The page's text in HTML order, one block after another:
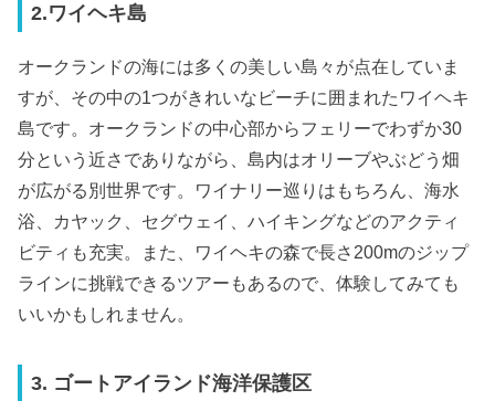
2.ワイヘキ島
オークランドの海には多くの美しい島々が点在していま
すが、その中の1つがきれいなビーチに囲まれたワイヘキ
島です。オークランドの中心部からフェリーでわずか30
分という近さでありながら、島内はオリーブやぶどう畑
が広がる別世界です。ワイナリー巡りはもちろん、海水
浴、カヤック、セグウェイ、ハイキングなどのアクティ
ビティも充実。また、ワイヘキの森で長さ200mのジップ
ラインに挑戦できるツアーもあるので、体験してみても
いいかもしれません。
3. ゴートアイランド海洋保護区